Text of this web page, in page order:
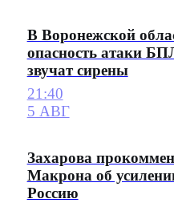
В Воронежской
опасность атаки
звучат сирены
21:40
5 АВГ
Захарова
Макрона об
Россию